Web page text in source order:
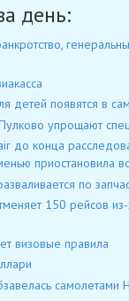
день:
детей появятся в
упрощают
до конца
приостановила
по
150 рейсов из-
визовые правила
самолетами